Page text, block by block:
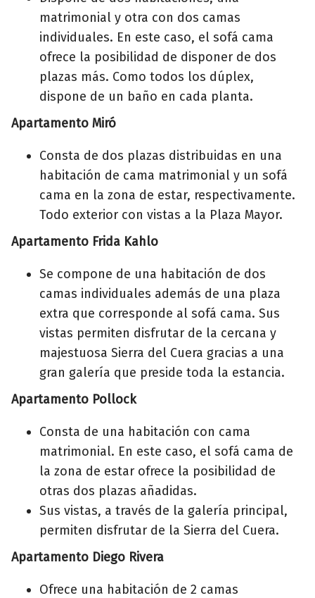
matrimonial y otra con dos camas
individuales. En este caso, el sofá cama
ofrece la posibilidad de disponer de dos
plazas más. Como todos los dúplex,
dispone de un baño en cada planta.
Apartamento Miró
Consta de dos plazas distribuidas en una
habitación de cama matrimonial y un sofá
cama en la zona de estar, respectivamente.
Todo exterior con vistas a la Plaza Mayor.
Apartamento Frida Kahlo
Se compone de una habitación de dos
camas individuales además de una plaza
extra que corresponde al sofá cama. Sus
vistas permiten disfrutar de la cercana y
majestuosa Sierra del Cuera gracias a una
gran galería que preside toda la estancia.
Apartamento Pollock
Consta de una habitación con cama
matrimonial. En este caso, el sofá cama de
la zona de estar ofrece la posibilidad de
otras dos plazas añadidas.
Sus vistas, a través de la galería principal,
permiten disfrutar de la Sierra del Cuera.
Apartamento Diego Rivera
Ofrece una habitación de 2 camas